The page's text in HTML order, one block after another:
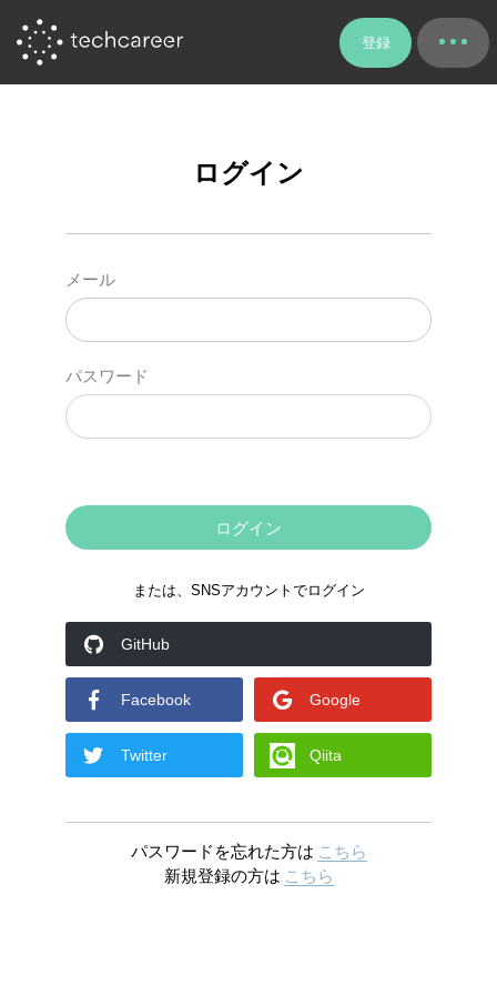
登録
ログイン
メール
パスワード
または、SNSアカウントでログイン
GitHub
Facebook Google
Twitter Qiita
パスワードを忘れた方は こちら
新規登録の方は こちら